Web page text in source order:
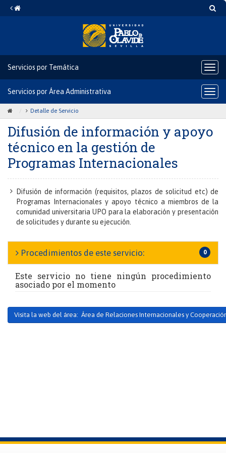
Difusión
información
y
apoyo
técnico
en
la
gestión
de
Programas
Internacionales
Ir
a
del
para
de
Servicios por Temática
del
para
el
Servicios por Área Administrativa
Icono
Home
para
la
página
de
inicio
Icono
ángulo
para
los
enlaces
del
rastro
de
migas
Detalle de Servicio
Difusión de información y apoyo
técnico en la gestión de
Programas Internacionales
Difusión de información (requisitos, plazos de solicitud etc) de
Programas Internacionales y apoyo técnico a miembros de la
comunidad universitaria UPO para la elaboración y presentación
de solicitudes y durante su ejecución.
Procedimientos de este servicio: 0
Este servicio no tiene ningún procedimiento
asociado por el momento
Visita la web del área: Área de Relaciones Internacionales y